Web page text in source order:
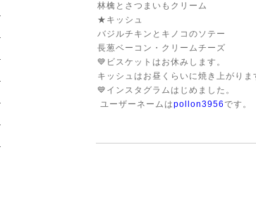
林檎とさつまいもクリーム
★キッシュ
バジルチキンとキノコのソテー
長葱ベーコン・クリームチーズ
💙ビスケットはお休みします。
キッシュはお昼くらいに焼き上がりま
💙インスタグラムはじめました。
ユーザーネームはpollon3956です。